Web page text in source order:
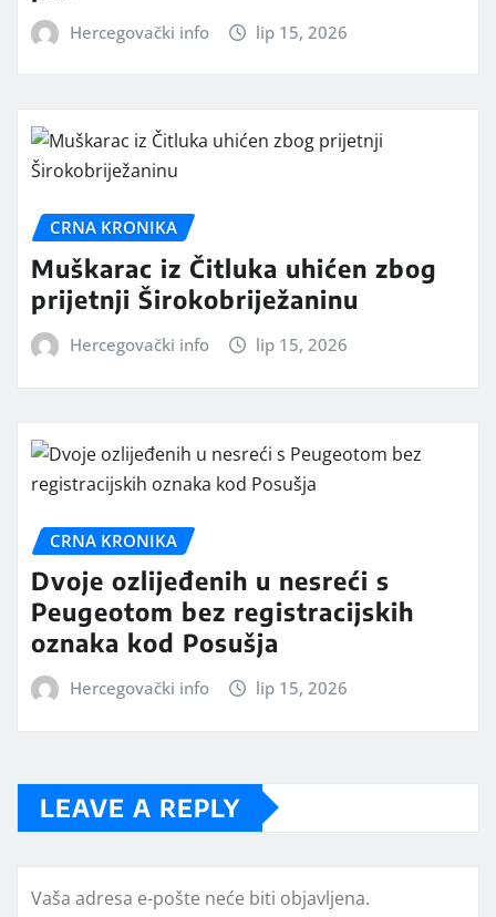
Hercegovački info lip 15, 2026
CRNA KRONIKA
Muškarac iz Čitluka uhićen zbog
prijetnji Širokobriježaninu
Hercegovački info lip 15, 2026
CRNA KRONIKA
Dvoje ozlijeđenih u nesreći s
Peugeotom bez registracijskih
oznaka kod Posušja
Hercegovački info lip 15, 2026
LEAVE A REPLY
Vaša adresa e-pošte neće biti objavljena.